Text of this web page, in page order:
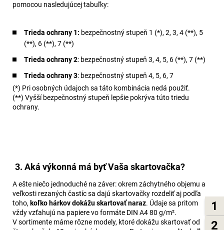
1
2
pomocou nasledujúcej tabuľky:
Trieda ochrany 1: bezpečnostný stupeň 1 (*), 2, 3, 4 (**), 5
(**), 6 (**), 7 (**)
Trieda ochrany 2: bezpečnostný stupeň 3, 4, 5, 6 (**), 7 (**)
Trieda ochrany 3: bezpečnostný stupeň 4, 5, 6, 7
(*) Pri osobných údajoch sa táto kombinácia nedá použiť.
(**) Vyšší bezpečnostný stupeň lepšie pokrýva túto triedu
ochrany.
3. Aká výkonná má byť Vaša skartovačka?
A ešte niečo jednoduché na záver: okrem záchytného objemu a
veľkosti rezaných častíc sa dajú skartovačky rozdeliť aj podľa
toho, koľko hárkov dokážu skartovať naraz. Údaje sa pritom
vždy vzťahujú na papiere vo formáte DIN A4 80 g/m².
V sortimente máme rôzne modely, ktoré dokážu skartovať od